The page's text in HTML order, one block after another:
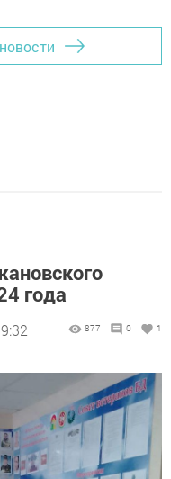
года
877 0 1